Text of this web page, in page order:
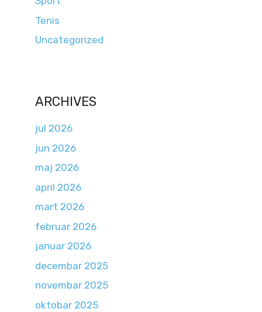
Tenis
Uncategorized
ARCHIVES
jul 2026
jun 2026
maj 2026
april 2026
mart 2026
februar 2026
januar 2026
decembar 2025
novembar 2025
oktobar 2025